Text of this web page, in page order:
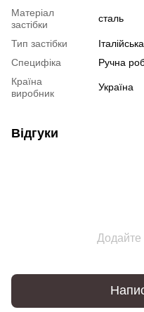
Матеріал
застібки
сталь
Тип застібки
Італійська
Специфіка
Ручна
Країна
виробник
Україна
Відгуки
Додайте